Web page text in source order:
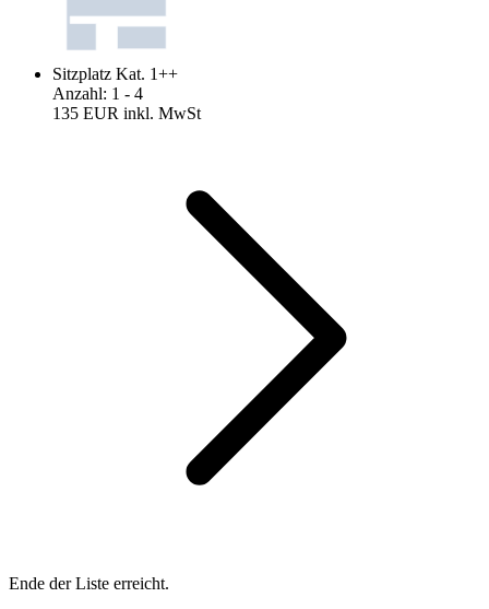
Sitzplatz Kat. 1++
Anzahl: 1 - 4
135 EUR inkl. MwSt
Ende der Liste erreicht.